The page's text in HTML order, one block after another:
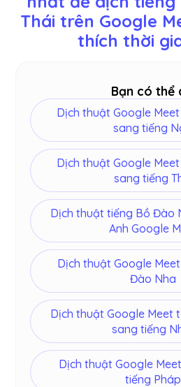
Kỳ, Na Uy, Ý, Miến Điện, Nga,
Hungary và hơn.
Thái trên Google
thích thời
Bạn có thể
Dịch thuật Google
sang tiếng
Dịch thuật Google
sang tiếng
Dịch thuật tiếng Bồ Đào
Anh Google
Dịch thuật Google
Đào Nha
Dịch thuật Google Meet
sang tiếng
Dịch thuật Google
tiếng Pháp